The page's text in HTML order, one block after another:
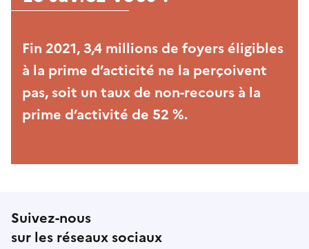
Fin 2021, 3,4 millions de foyers éligibles
à la prime d’acticité ne la perçoivent
pas, soit un taux de non-recours à la
prime d’activité de 52 %.
Suivez-nous
sur les réseaux sociaux